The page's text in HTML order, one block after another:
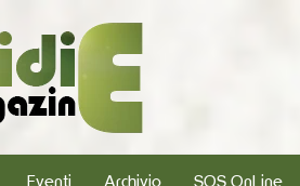
Eventi Archivio SOS OnLine